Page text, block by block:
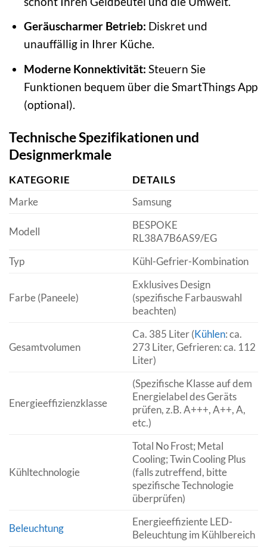
Geräuscharmer Betrieb: Diskret und
unauffällig in Ihrer Küche.
Moderne Konnektivität: Steuern Sie
Funktionen bequem über die SmartThings App
(optional).
Technische Spezifikationen und
Designmerkmale
KATEGORIE
DETAILS
Marke
Samsung
Modell
BESPOKE
RL38A7B6AS9/EG
Typ
Kühl-Gefrier-Kombination
Farbe (Paneele)
Exklusives Design
(spezifische Farbauswahl
beachten)
Gesamtvolumen
Ca. 385 Liter (Kühlen: ca.
273 Liter, Gefrieren: ca. 112
Liter)
Energieeffizienzklasse
(Spezifische Klasse auf dem
Energielabel des Geräts
prüfen, z.B. A+++, A++, A,
etc.)
Kühltechnologie
Total No Frost; Metal
Cooling; Twin Cooling Plus
(falls zutreffend, bitte
spezifische Technologie
überprüfen)
Beleuchtung
Energieeffiziente LED-
Beleuchtung im Kühlbereich